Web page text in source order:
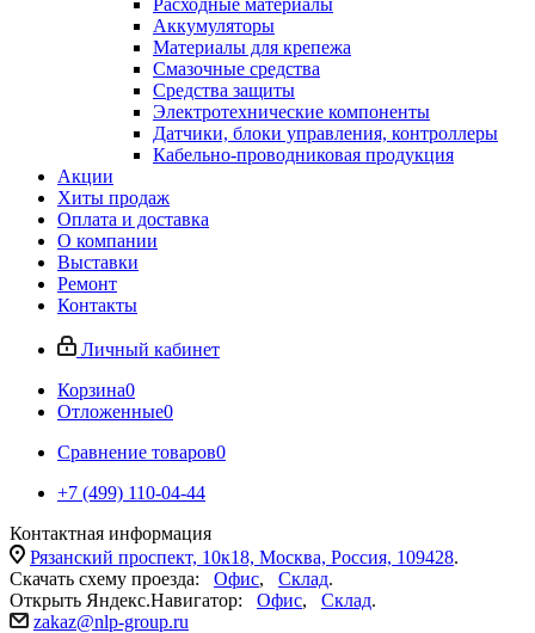
Расходные материалы
Аккумуляторы
Материалы для крепежа
Смазочные средства
Средства защиты
Электротехнические компоненты
Датчики, блоки управления, контроллеры
Кабельно-проводниковая продукция
Акции
Хиты продаж
Оплата и доставка
О компании
Выставки
Ремонт
Контакты
Личный кабинет
Корзина0
Отложенные0
Сравнение товаров0
+7 (499) 110-04-44
Контактная информация
Рязанский проспект, 10к18, Москва, Россия, 109428.
Скачать схему проезда: Офис, Склад.
Открыть Яндекс.Навигатор: Офис, Склад.
zakaz@nlp-group.ru